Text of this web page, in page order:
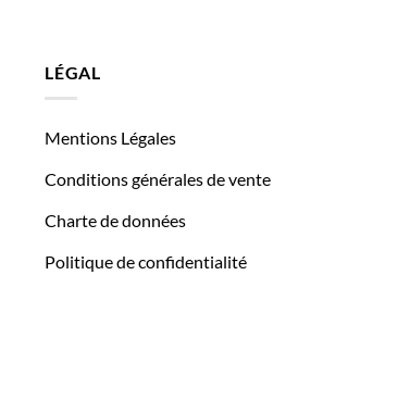
LÉGAL
Mentions Légales
Conditions générales de vente
Charte de données
Politique de confidentialité